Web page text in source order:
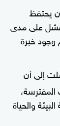
يحتفظ
فشل على مدى
وجود خبرة
إلى أن
والحياة